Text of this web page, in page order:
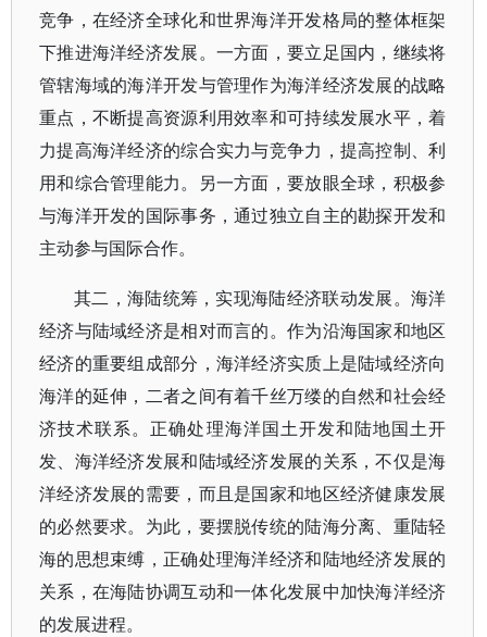
竞争，在经济全球化和世界海洋开发格局的整体框架
下推进海洋经济发展。一方面，要立足国内，继续将
管辖海域的海洋开发与管理作为海洋经济发展的战略
重点，不断提高资源利用效率和可持续发展水平，着
力提高海洋经济的综合实力与竞争力，提高控制、利
用和综合管理能力。另一方面，要放眼全球，积极参
与海洋开发的国际事务，通过独立自主的勘探开发和
主动参与国际合作。
其二，海陆统筹，实现海陆经济联动发展。海洋
经济与陆域经济是相对而言的。作为沿海国家和地区
经济的重要组成部分，海洋经济实质上是陆域经济向
海洋的延伸，二者之间有着千丝万缕的自然和社会经
济技术联系。正确处理海洋国土开发和陆地国土开
发、海洋经济发展和陆域经济发展的关系，不仅是海
洋经济发展的需要，而且是国家和地区经济健康发展
的必然要求。为此，要摆脱传统的陆海分离、重陆轻
海的思想束缚，正确处理海洋经济和陆地经济发展的
关系，在海陆协调互动和一体化发展中加快海洋经济
的发展进程。